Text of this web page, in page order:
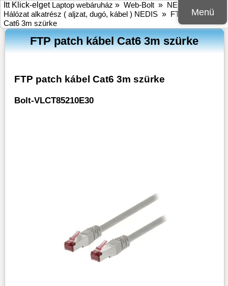
Menü
Itt Klick-elget Laptop webáruház » Web-Bolt » NEDIS
Hálózat alkatrész ( aljzat, dugó, kábel ) NEDIS » FTP patch kábel
Cat6 3m szürke
FTP patch kábel Cat6 3m szürke
FTP patch kábel Cat6 3m szürke
Bolt-VLCT85210E30